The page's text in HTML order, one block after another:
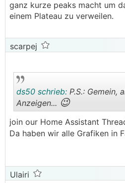
ganz kurze peaks macht um
einem Plateau zu verweilen.
scarpej
..
ds50 schrieb: P.S.: Gemein,
Anzeigen... 😉
join our Home Assistant
Da haben wir alle Grafiken in
Ulairi